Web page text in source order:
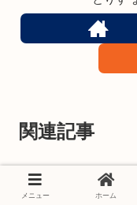
関連記事
BLOG
メニュー ホーム